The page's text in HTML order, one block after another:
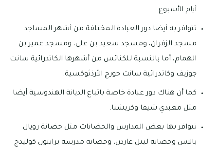
أيام الأسبوع.
تتوافر به أيضا دور العبادة المختلفة من أشهر المساجد:
مسجد الزفران، ومسجد سعيد بن علي، ومسجد عمير بن
الهمام، أما بالنسبة للكنائس من أشهرها الكاتدرائية سانت
جوزيف وكاتدرائية سانت جورج الأرذثوكسية.
كما أن هناك دور عبادة خاصة باتباع الديانة الهندوسية أيضا
مثل معبدي شيفا وكريشنا.
تتوافر بها بعض المدارس والحضانات مثل حضانة رويال
بالاس وحضانة ليتل غاردن، وحضانة مدرسة برايتون كوليدج